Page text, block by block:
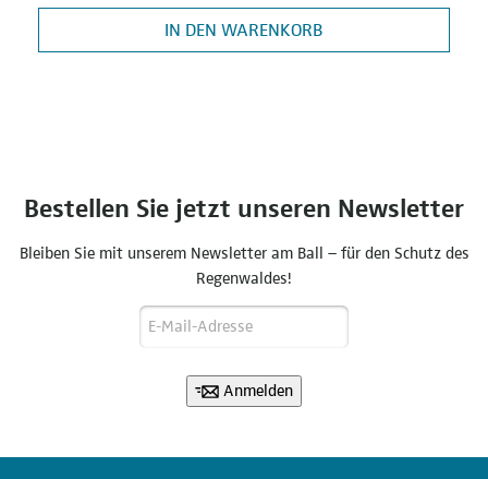
IN DEN WARENKORB
Bestellen Sie jetzt unseren Newsletter
Bleiben Sie mit unserem Newsletter am Ball – für den Schutz des
Regenwaldes!
Anmelden